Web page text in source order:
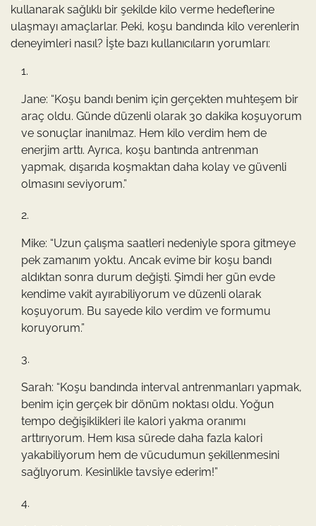
kullanarak sağlıklı bir şekilde kilo verme hedeflerine
ulaşmayı amaçlarlar. Peki, koşu bandında kilo verenlerin
deneyimleri nasıl? İşte bazı kullanıcıların yorumları:
Jane: “Koşu bandı benim için gerçekten muhteşem bir
araç oldu. Günde düzenli olarak 30 dakika koşuyorum
ve sonuçlar inanılmaz. Hem kilo verdim hem de
enerjim arttı. Ayrıca, koşu bantında antrenman
yapmak, dışarıda koşmaktan daha kolay ve güvenli
olmasını seviyorum.”
Mike: “Uzun çalışma saatleri nedeniyle spora gitmeye
pek zamanım yoktu. Ancak evime bir koşu bandı
aldıktan sonra durum değişti. Şimdi her gün evde
kendime vakit ayırabiliyorum ve düzenli olarak
koşuyorum. Bu sayede kilo verdim ve formumu
koruyorum.”
Sarah: “Koşu bandında interval antrenmanları yapmak,
benim için gerçek bir dönüm noktası oldu. Yoğun
tempo değişiklikleri ile kalori yakma oranımı
arttırıyorum. Hem kısa sürede daha fazla kalori
yakabiliyorum hem de vücudumun şekillenmesini
sağlıyorum. Kesinlikle tavsiye ederim!”